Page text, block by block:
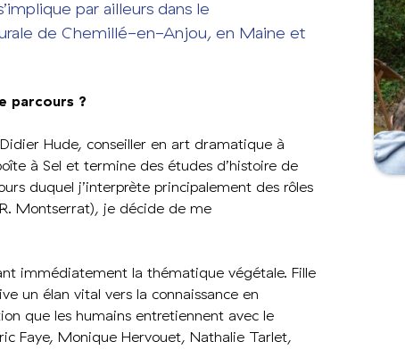
par ailleurs dans le
de Chemillé-en-Anjou, en Maine et
parcours ?
Hude, conseiller en art dramatique à
à Sel et termine des études d’histoire de
duquel j’interprète principalement des rôles
Montserrat), je décide de me
immédiatement la thématique végétale. Fille
un élan vital vers la connaissance en
que les humains entretiennent avec le
Faye, Monique Hervouet, Nathalie Tarlet,